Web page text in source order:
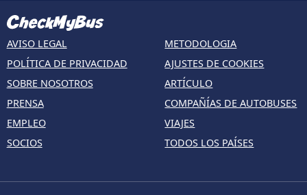
AVISO LEGAL
POLÍTICA DE PRIVACIDAD
SOBRE NOSOTROS
PRENSA
EMPLEO
SOCIOS
METODOLOGIA
AJUSTES DE COOKIES
ARTÍCULO
COMPAÑÍAS DE AUTOBUSES
VIAJES
TODOS LOS PAÍSES